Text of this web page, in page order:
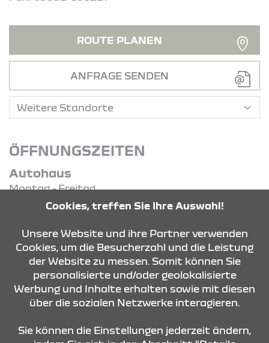
ROUTE PLANEN
ANFRAGE SENDEN
ÖFFNUNGSZEITEN
Autohaus
Montag - Freitag
07:00 Uhr - 18:00 Uhr
09:00 Uhr - 13:00 Uhr
KONTAKT & ANFAHRT
Cookies, treffen Sie Ihre Auswahl!
Unsere Website und ihre Partner verwenden
Cookies, um die Besucherzahl und die Leistung
der Website zu messen. Somit können Sie
personalisierte und/oder geolokalisierte
Werbung und Inhalte erhalten sowie mit diesen
über die sozialen Netzwerke interagieren.
Sie können die Einstellungen jederzeit ändern,